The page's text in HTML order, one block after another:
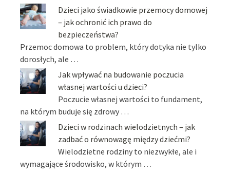
Dzieci jako świadkowie przemocy domowej
– jak ochronić ich prawo do
bezpieczeństwa?
Przemoc domowa to problem, który dotyka nie tylko
dorosłych, ale …
Jak wpływać na budowanie poczucia
własnej wartości u dzieci?
Poczucie własnej wartości to fundament,
na którym buduje się zdrowy …
Dzieci w rodzinach wielodzietnych – jak
zadbać o równowagę między dziećmi?
Wielodzietne rodziny to niezwykłe, ale i
wymagające środowisko, w którym …